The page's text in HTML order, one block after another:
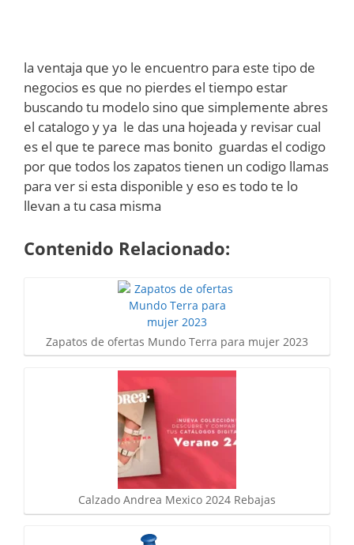
la ventaja que yo le encuentro para este tipo de
negocios es que no pierdes el tiempo estar
buscando tu modelo sino que simplemente abres
el catalogo y ya le das una hojeada y revisar cual
es el que te parece mas bonito guardas el codigo
por que todos los zapatos tienen un codigo llamas
para ver si esta disponible y eso es todo te lo
llevan a tu casa misma
Contenido Relacionado:
Zapatos de ofertas Mundo Terra para mujer 2023
Calzado Andrea Mexico 2024 Rebajas